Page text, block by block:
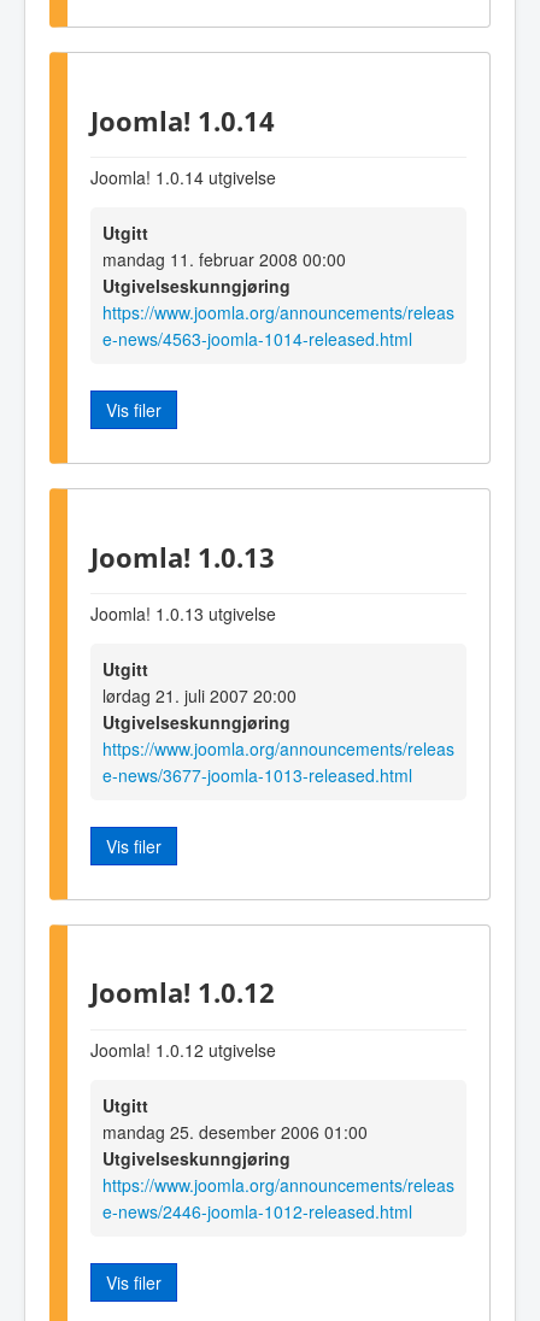
Joomla! 1.0.14
Joomla! 1.0.14 utgivelse
Utgitt
mandag 11. februar 2008 00:00
Utgivelseskunngjøring
https://www.joomla.org/announcements/releas
e-news/4563-joomla-1014-released.html
Vis filer
Joomla! 1.0.13
Joomla! 1.0.13 utgivelse
Utgitt
lørdag 21. juli 2007 20:00
Utgivelseskunngjøring
https://www.joomla.org/announcements/releas
e-news/3677-joomla-1013-released.html
Vis filer
Joomla! 1.0.12
Joomla! 1.0.12 utgivelse
Utgitt
mandag 25. desember 2006 01:00
Utgivelseskunngjøring
https://www.joomla.org/announcements/releas
e-news/2446-joomla-1012-released.html
Vis filer